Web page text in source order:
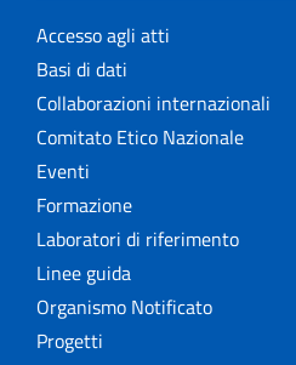
Accesso agli atti
Basi di dati
Collaborazioni internazionali
Comitato Etico Nazionale
Eventi
Formazione
Laboratori di riferimento
Linee guida
Organismo Notificato
Progetti